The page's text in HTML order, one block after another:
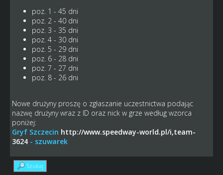
poz. 1 - 45 dni
poz. 2 - 40 dni
poz. 3 - 35 dni
poz. 4 - 30 dni
poz. 5 - 29 dni
poz. 6 - 28 dni
poz. 7 - 27 dni
poz. 8 - 26 dni
Nowe drużyny proszę o zgłaszanie uczestnictwa podając
nazwę drużyny wraz z ID oraz nick w grze według wzorca
poniżej:
Gryf Szczecin http://www.speedway-world.pl/i,team-
3624- szuwarek
Szukaj